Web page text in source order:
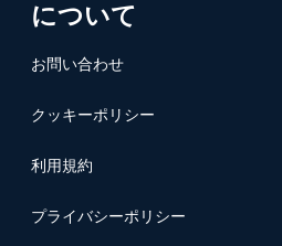
について
お問い合わせ
クッキーポリシー
利用規約
プライバシーポリシー